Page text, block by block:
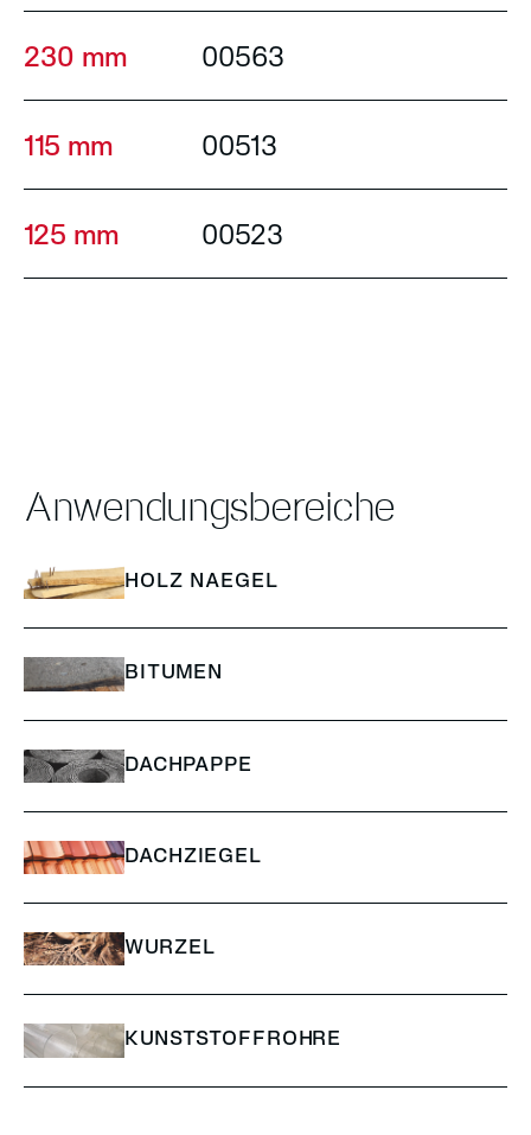
230 mm 00563
115 mm 00513
125 mm 00523
Anwendungsbereiche
HOLZ NAEGEL
BITUMEN
DACHPAPPE
DACHZIEGEL
WURZEL
KUNSTSTOFFROHRE